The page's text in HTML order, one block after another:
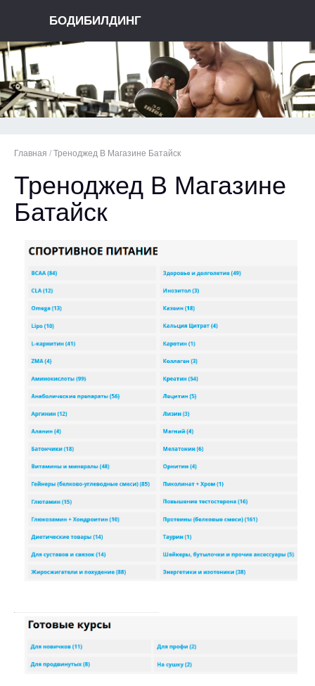
БОДИБИЛДИНГ
Главная / Треноджед В Магазине Батайск
Треноджед В Магазине
Батайск